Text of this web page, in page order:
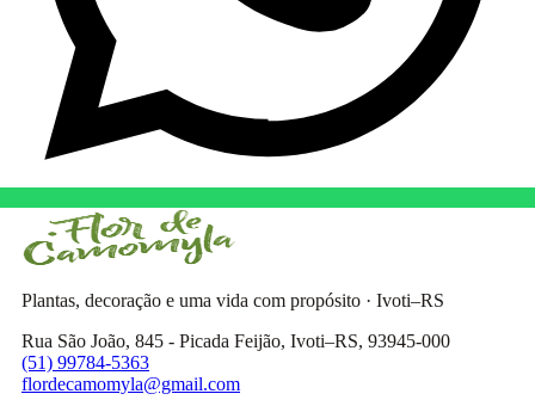
Plantas, decoração e uma vida com propósito · Ivoti–RS
Rua São João, 845 - Picada Feijão, Ivoti–RS, 93945-000
(51) 99784-5363
flordecamomyla@gmail.com